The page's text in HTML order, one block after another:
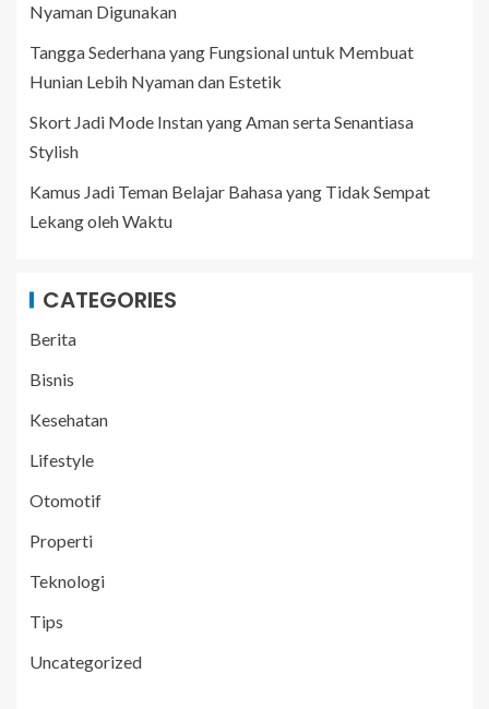
Nyaman Digunakan
Tangga Sederhana yang Fungsional untuk Membuat
Hunian Lebih Nyaman dan Estetik
Skort Jadi Mode Instan yang Aman serta Senantiasa
Stylish
Kamus Jadi Teman Belajar Bahasa yang Tidak Sempat
Lekang oleh Waktu
CATEGORIES
Berita
Bisnis
Kesehatan
Lifestyle
Otomotif
Properti
Teknologi
Tips
Uncategorized